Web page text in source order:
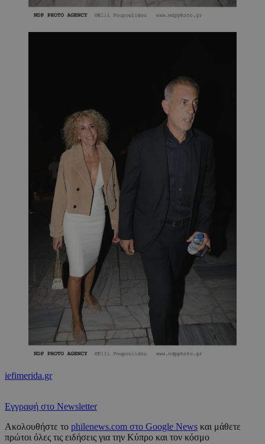
iefimerida.gr
Εγγραφή στο Newsletter
Ακολουθήστε το philenews.com στο Google News και μάθετε
πρώτοι όλες τις ειδήσεις για την Κύπρο και τον κόσμο